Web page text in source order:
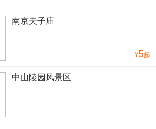
南京夫子庙
¥5起
中山陵园风景区